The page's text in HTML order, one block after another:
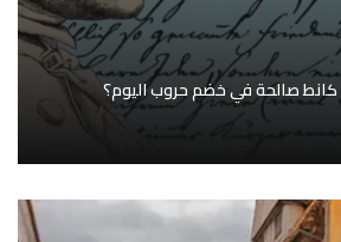
كانط صالحة في خضم حروب اليوم؟